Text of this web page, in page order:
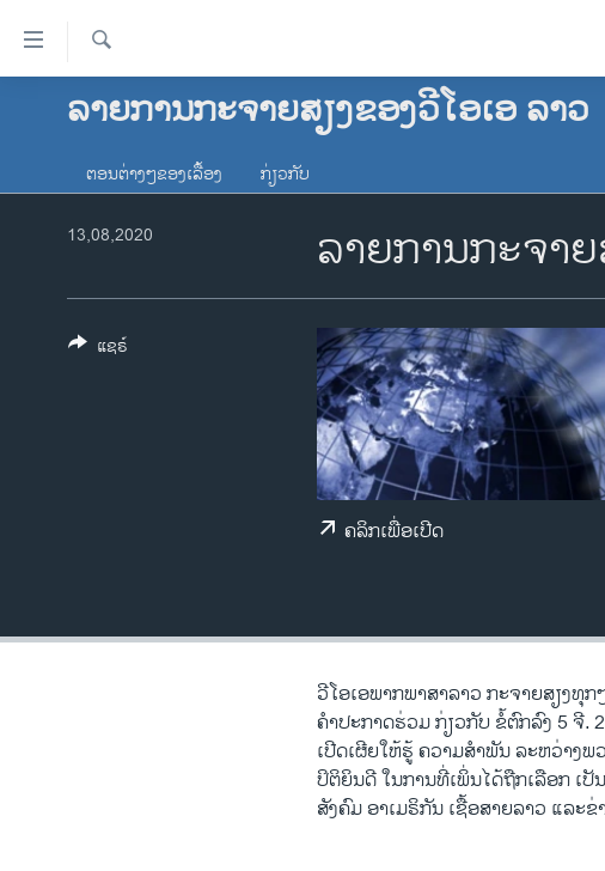
ລິ້ງ
ສຳຫລັບ
ຂ້າມ
ໂຮມເພຈ
ອາເມຣິກາ
ການເລືອກຕັ້ງ ປະທານາທີບໍດີ ສະຫະລັດ
ຂ່າວ​ຈີນ
ພາສາອັງກິດ
ລາຍການກະຈາຍສຽງຂອງວີໂອເອ ລາວ
ຕອນຕ່າງໆຂອງເລື້ອງ ກ່ຽວກັບ
ລາຍການກະຈາ
13,08,2020
ຄລິກເພື່ອເປີດ
ແຊຣ໌
ວີໂອເອພາກພາສາລາວ ກະຈາຍສຽງທຸ
ຄຳປະກາດຮ່ວມ ກ່ຽວກັບ ຂໍ້ຕົກລົງ 5 ຈີ
ເປີດເຜີຍໃຫ້ຮູ້ ຄວາມສຳພັນ ລະຫວ່າງ
ປິຕິຍິນດີ ໃນການທີ່ເພິ່ນໄດ້ຖືກເລືອກ ເ
ສັງຄົມ ອາເມຣິກັນ ເຊື້ອສາຍລາວ ແລະ